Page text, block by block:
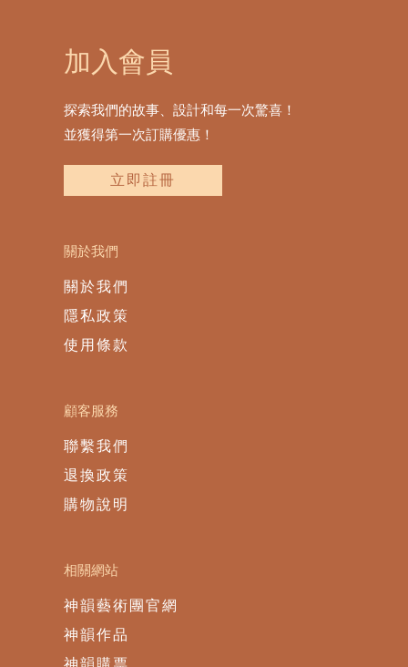
關於我們
關於我們
隱私政策
使用條款
顧客服務
聯繫我們
退換政策
購物說明
相關網站
神韻藝術團官網
神韻作品
加入會員
探索我們的故事、設計和每一次驚喜！
並獲得第一次訂購優惠！
立即註冊